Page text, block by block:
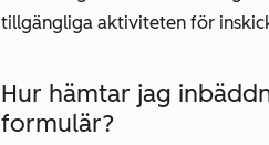
tillgängliga aktiviteten för
Hur hämtar jag
formulär?